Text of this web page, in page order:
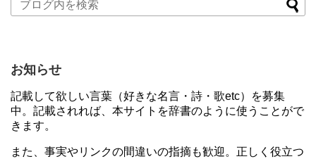
お知らせ
記載して欲しい言葉（好きな名言・詩・歌etc）を募集
中。記載されれば、本サイトを辞書のように使うことがで
きます。
また、事実やリンクの間違いの指摘も歓迎。正しく役立つ